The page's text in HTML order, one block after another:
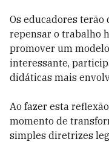
Os educadores terão
repensar o trabalho
promover um
interessante,
didáticas mais
Ao fazer esta
momento de
simples diretrizes